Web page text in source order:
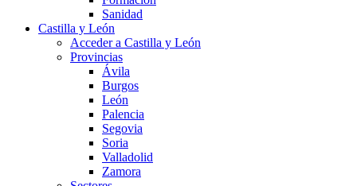
Sanidad
Castilla y León
Acceder a Castilla y León
Provincias
Ávila
Burgos
León
Palencia
Segovia
Soria
Valladolid
Zamora